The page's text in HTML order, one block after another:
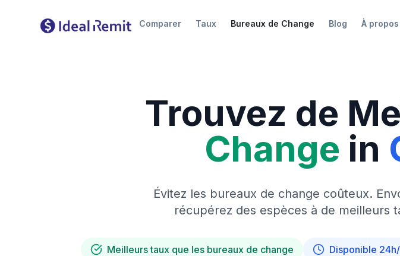
Comparer Taux Bureaux de Change Blog À propos
Trouvez de
Change in
Évitez les bureaux de change coûteux.
récupérez des espèces à de meilleurs
Meilleurs taux que les bureaux de change Disponible